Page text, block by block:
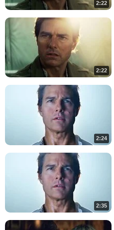
2:22
2:22
2:24
2:35